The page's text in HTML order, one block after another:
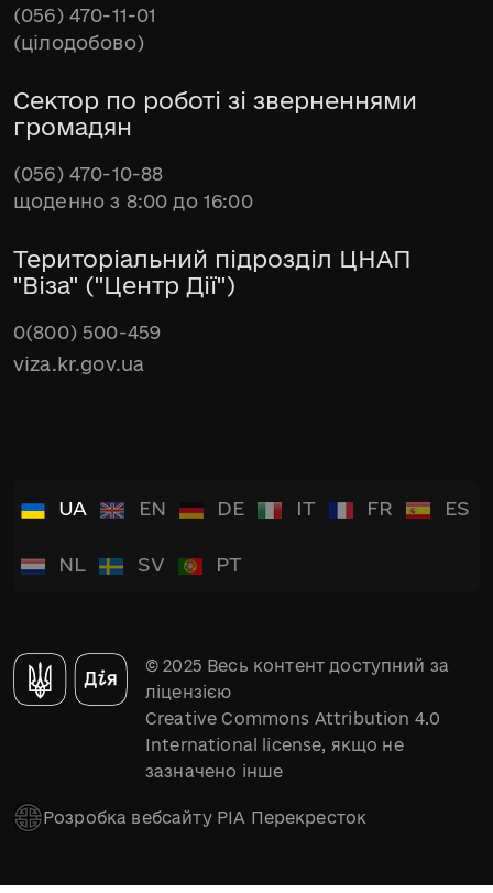
(056) 470-11-01
(цілодобово)
Сектор по роботі зі зверненнями
громадян
(056) 470-10-88
щоденно з 8:00 до 16:00
Територіальний підрозділ ЦНАП
"Віза" ("Центр Дії")
0(800) 500-459
viza.kr.gov.ua
UA EN DE IT FR ES
NL SV PT
© 2025 Весь контент доступний за
ліцензією
Creative Commons Attribution 4.0
International license, якщо не
зазначено інше
Розробка вебсайту РІА Перекресток